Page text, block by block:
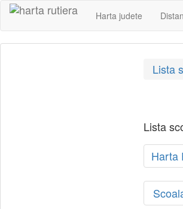
Harta judete
Lista
Lista
Harta